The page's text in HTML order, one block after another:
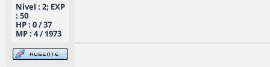
Nivel : 2; EXP
: 50
HP : 0 / 37
MP : 4 / 1973